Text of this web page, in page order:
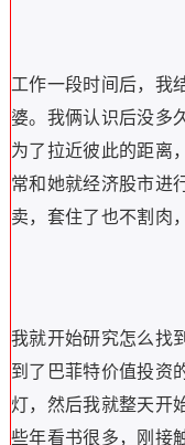
工作一段时间后，我
婆。我俩认识后没多
为了拉近彼此的距离
常和她就经济股市进
卖，套住了也不割肉
我就开始研究怎么找
到了巴菲特价值投资
灯，然后我就整天开
些年看书很多，刚接